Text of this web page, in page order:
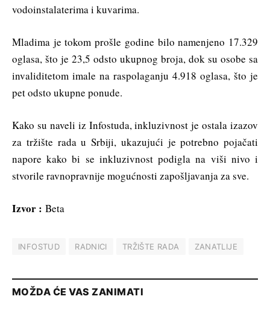
vodoinstalaterima i kuvarima.
Mladima je tokom prošle godine bilo namenjeno 17.329
oglasa, što je 23,5 odsto ukupnog broja, dok su osobe sa
invaliditetom imale na raspolaganju 4.918 oglasa, što je
pet odsto ukupne ponude.
Kako su naveli iz Infostuda, inkluzivnost je ostala izazov
za tržište rada u Srbiji, ukazujući je potrebno pojačati
napore kako bi se inkluzivnost podigla na viši nivo i
stvorile ravnopravnije mogućnosti zapošljavanja za sve.
Izvor : Beta
INFOSTUD RADNICI TRŽIŠTE RADA ZANATLIJE
MOŽDA ĆE VAS ZANIMATI